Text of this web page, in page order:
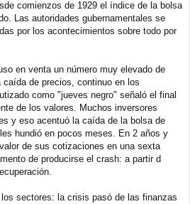
comienzos de 1929 el índice de la bolsa
Las autoridades gubernamentales se
por los acontecimientos sobre todo por
en venta un número muy elevado de
de precios, continuo en los
como "jueves negro" señaló el final
de los valores. Muchos inversores
y eso acentuó la caída de la bolsa de
hundió en pocos meses. En 2 años y
de sus cotizaciones en una sexta
de producirse el crash: a partir d
sectores: la crisis pasó de las finanzas